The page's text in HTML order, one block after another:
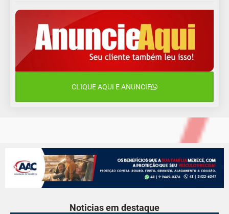
Domingo 16°C 12°C
10 de agosto
Segunda-Feira
Terça-Feira
CLIQUE AQUI E ANUNCIE
Noticias em destaque